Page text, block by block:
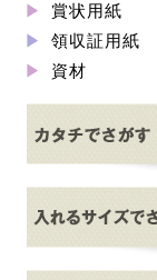
賞状用紙
領収証用紙
資材